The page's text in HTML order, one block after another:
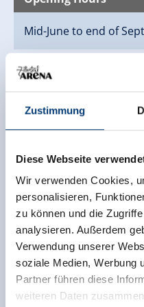
Zustimmung
Diese Webseite
Wir verwenden Cookies,
personalisieren,
zu können und die
analysieren. Außerdem
Verwendung unserer
soziale Medien, Werbung
Partner führen diese
weiteren Daten
Mid-June to end of